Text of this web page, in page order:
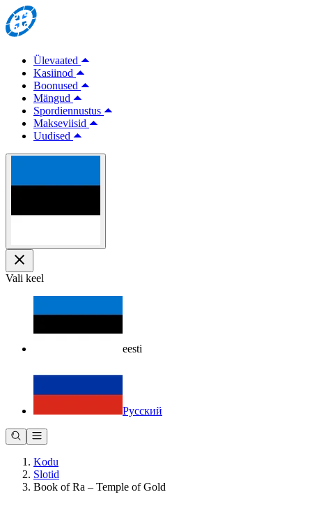
Ülevaated
Kasiinod
Boonused
Mängud
Spordiennustus
Makseviisid
Uudised
Vali keel
eesti
Русский
Kodu
Slotid
Book of Ra – Temple of Gold